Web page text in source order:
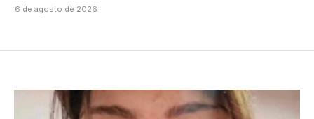
6 de agosto de 2026